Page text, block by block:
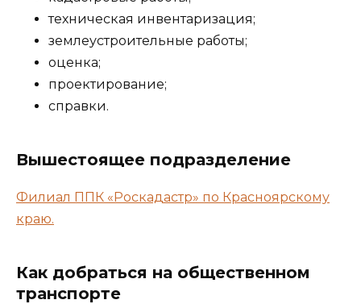
техническая инвентаризация;
землеустроительные работы;
оценка;
проектирование;
справки.
Вышестоящее подразделение
Филиал ППК «Роскадастр» по Красноярскому
краю.
Как добраться на общественном
транспорте